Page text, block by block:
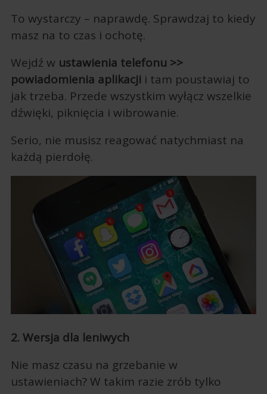
To wystarczy – naprawdę. Sprawdzaj to kiedy
masz na to czas i ochotę.
Wejdź w ustawienia telefonu >>
powiadomienia aplikacji i tam poustawiaj to
jak trzeba. Przede wszystkim wyłącz wszelkie
dźwięki, piknięcia i wibrowanie.
Serio, nie musisz reagować natychmiast na
każdą pierdołę.
2. Wersja dla leniwych
Nie masz czasu na grzebanie w
ustawieniach? W takim razie zrób tylko